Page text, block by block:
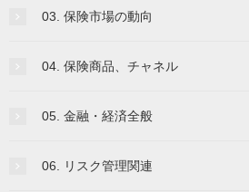
03. 保険市場の動向
04. 保険商品、チャネル
05. 金融・経済全般
06. リスク管理関連